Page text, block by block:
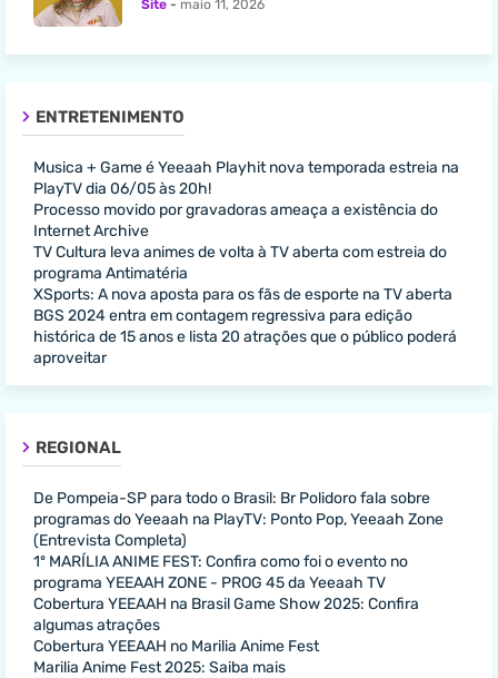
Site maio 11, 2026
ENTRETENIMENTO
Musica + Game é Yeeaah Playhit nova temporada estreia na
PlayTV dia 06/05 às 20h!
Processo movido por gravadoras ameaça a existência do
Internet Archive
TV Cultura leva animes de volta à TV aberta com estreia do
programa Antimatéria
XSports: A nova aposta para os fãs de esporte na TV aberta
BGS 2024 entra em contagem regressiva para edição
histórica de 15 anos e lista 20 atrações que o público poderá
aproveitar
REGIONAL
De Pompeia-SP para todo o Brasil: Br Polidoro fala sobre
programas do Yeeaah na PlayTV: Ponto Pop, Yeeaah Zone
(Entrevista Completa)
1º MARÍLIA ANIME FEST: Confira como foi o evento no
programa YEEAAH ZONE - PROG 45 da Yeeaah TV
Cobertura YEEAAH na Brasil Game Show 2025: Confira
algumas atrações
Cobertura YEEAAH no Marilia Anime Fest
Marilia Anime Fest 2025: Saiba mais